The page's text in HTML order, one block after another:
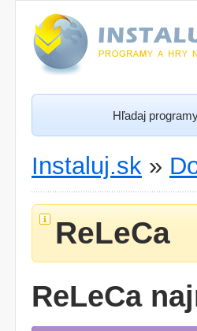
Hľadaj
Instaluj.sk »
ReLeCa
ReLeCa